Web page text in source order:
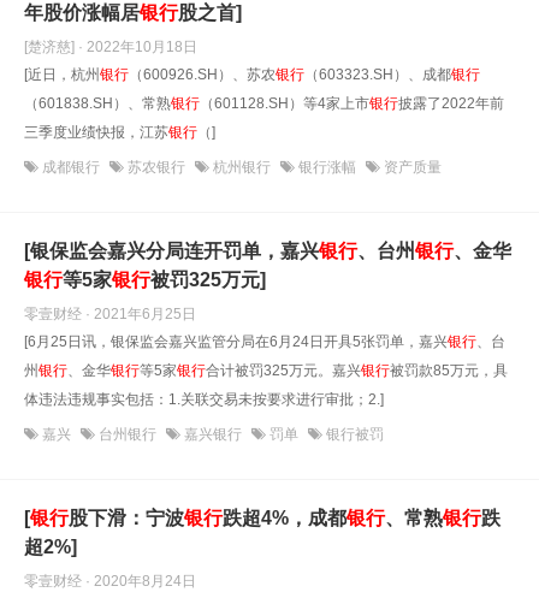
年股价涨幅居银行股之首]
[楚济慈] · 2022年10月18日
[近日，杭州 银行 （600926.SH）、苏农银行 （603323.SH）、成都银行
（601838.SH）、常熟银行 （601128.SH）等4家上市银行披露了2022年前
三季度业绩快报，江苏银行 （]
成都银行 苏农银行 杭州银行 银行涨幅 资产质量
[银保监会嘉兴分局连开罚单，嘉兴银行、台州银行、金华
银行等5家银行被罚325万元]
零壹财经 · 2021年6月25日
[6月25日讯，银保监会嘉兴监管分局在6月24日开具5张罚单，嘉兴银行、台
州 银行、金华银行等5家银行合计被罚325万元。嘉兴银行被罚款85万元，具
体违法违规事实包括：1.关联交易未按要求进行审批；2.]
嘉兴 台州银行 嘉兴银行 罚单 银行被罚
[银行股下滑：宁波银行跌超4%，成都银行、常熟银行跌
超2%]
零壹财经 · 2020年8月24日